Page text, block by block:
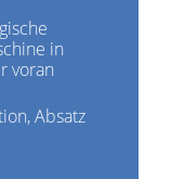
in
voran
Absatz